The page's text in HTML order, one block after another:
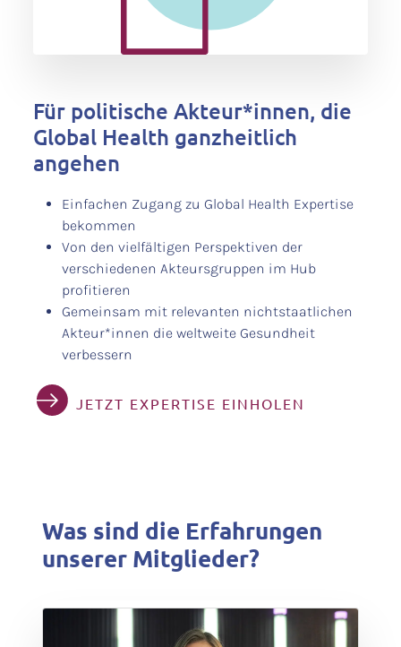
Für politische Akteur*innen, die
Global Health ganzheitlich
angehen
Einfachen Zugang zu Global Health Expertise
bekommen
Von den vielfältigen Perspektiven der
verschiedenen Akteursgruppen im Hub
profitieren
Gemeinsam mit relevanten nichtstaatlichen
Akteur*innen die weltweite Gesundheit
verbessern
JETZT EXPERTISE EINHOLEN
Was sind die Erfahrungen
unserer Mitglieder?